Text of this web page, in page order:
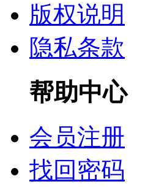
版权说明
隐私条款
帮助中心
会员注册
找回密码